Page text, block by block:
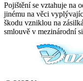
Pojištění se vztahuje na
jinému na věci
škodu vzniklou na
smlouvě v mezinárodní